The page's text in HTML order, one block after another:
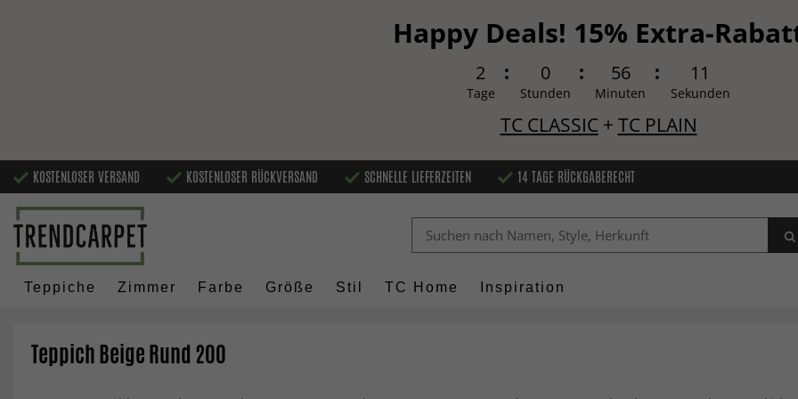
Happy Deals! 15% Extra-
2
Tage
0
Stunden
56
Minuten
10
Sekunden
TC CLASSIC+ TC PLAIN
KOSTENLOSER VERSAND KOSTENLOSER RÜCKVERSAND SCHNELLE LIEFERZEITEN 14 TAGE RÜCKGABERECHT
Teppiche Zimmer Farbe Größe Stil TC Home Inspiration
Teppich Beige Rund 200